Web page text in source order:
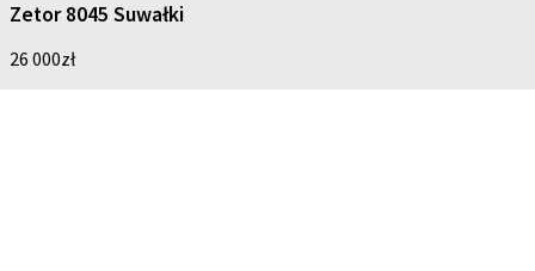
Zetor 8045 Suwałki
26 000zł